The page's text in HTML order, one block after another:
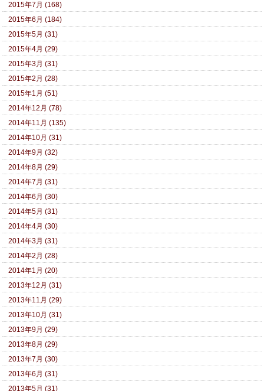
2015年7月 (168)
2015年6月 (184)
2015年5月 (31)
2015年4月 (29)
2015年3月 (31)
2015年2月 (28)
2015年1月 (51)
2014年12月 (78)
2014年11月 (135)
2014年10月 (31)
2014年9月 (32)
2014年8月 (29)
2014年7月 (31)
2014年6月 (30)
2014年5月 (31)
2014年4月 (30)
2014年3月 (31)
2014年2月 (28)
2014年1月 (20)
2013年12月 (31)
2013年11月 (29)
2013年10月 (31)
2013年9月 (29)
2013年8月 (29)
2013年7月 (30)
2013年6月 (31)
2013年5月 (31)